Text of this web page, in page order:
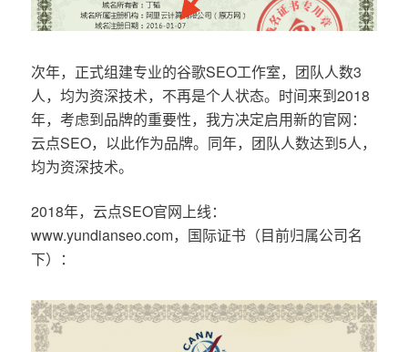
次年，正式组建专业的谷歌SEO工作室，团队人数3
人，均为资深技术，不再是个人状态。时间来到2018
年，考虑到品牌的重要性，我方决定启用新的官网：
云点SEO，以此作为品牌。同年，团队人数达到5人，
均为资深技术。
2018年，云点SEO官网上线：
www.yundianseo.com，国际证书（目前归属公司名
下）：